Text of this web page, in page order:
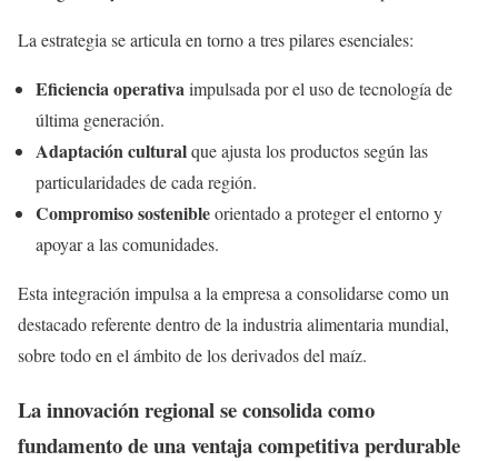
La estrategia se articula en torno a tres pilares esenciales:
Eficiencia operativaimpulsada por el uso de tecnología de
última generación.
Adaptación culturalque ajusta los productos según las
particularidades de cada región.
Compromiso sostenibleorientado a proteger el entorno y
apoyar a las comunidades.
Esta integración impulsa a la empresa a consolidarse como un
destacado referente dentro de la industria alimentaria mundial,
sobre todo en el ámbito de los derivados del maíz.
La innovación regional se consolida como
fundamento de una ventaja competitiva perdurable